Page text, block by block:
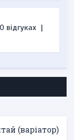
відгуках |
(варіатор)